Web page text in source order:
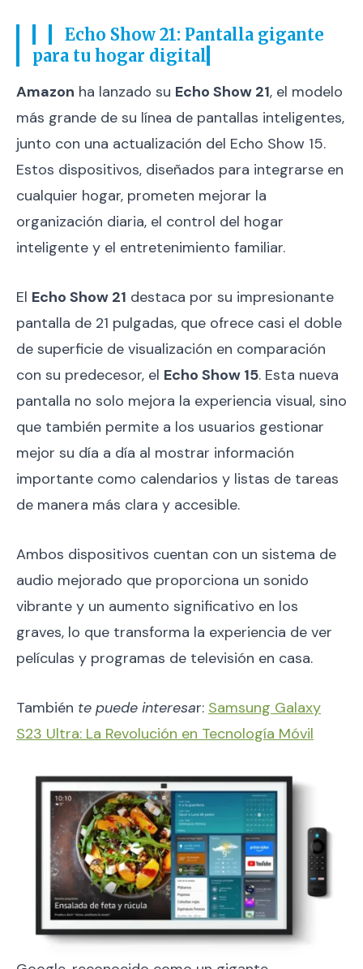
Echo Show 21: Pantalla gigante
para tu hogar digital
Amazon ha lanzado su Echo Show 21, el modelo
más grande de su línea de pantallas inteligentes,
junto con una actualización del Echo Show 15.
Estos dispositivos, diseñados para integrarse en
cualquier hogar, prometen mejorar la
organización diaria, el control del hogar
inteligente y el entretenimiento familiar.
El Echo Show 21 destaca por su impresionante
pantalla de 21 pulgadas, que ofrece casi el doble
de superficie de visualización en comparación
con su predecesor, el Echo Show 15. Esta nueva
pantalla no solo mejora la experiencia visual, sino
que también permite a los usuarios gestionar
mejor su día a día al mostrar información
importante como calendarios y listas de tareas
de manera más clara y accesible.
Ambos dispositivos cuentan con un sistema de
audio mejorado que proporciona un sonido
vibrante y un aumento significativo en los
graves, lo que transforma la experiencia de ver
películas y programas de televisión en casa.
También te puede interesar: Samsung Galaxy
S23 Ultra: La Revolución en Tecnología Móvil